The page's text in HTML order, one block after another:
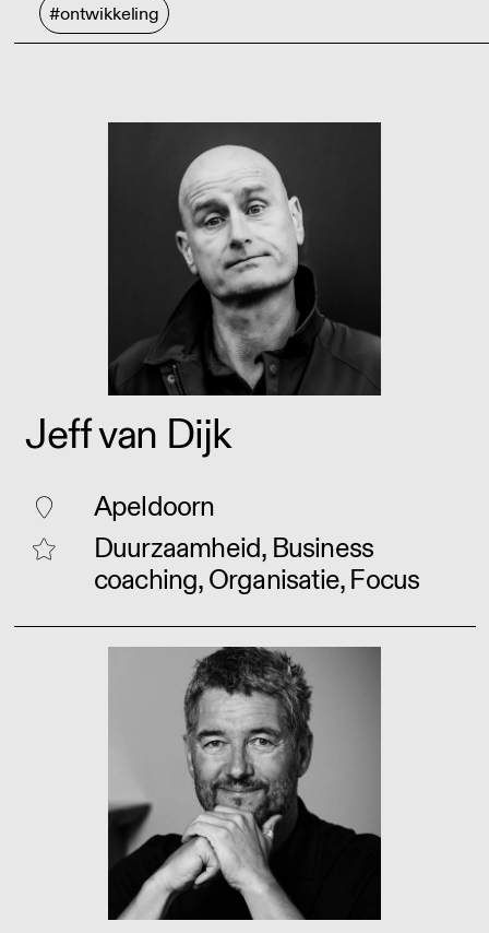
#ontwikkeling
Jeff van Dijk
Apeldoorn
Duurzaamheid, Business
coaching, Organisatie, Focus